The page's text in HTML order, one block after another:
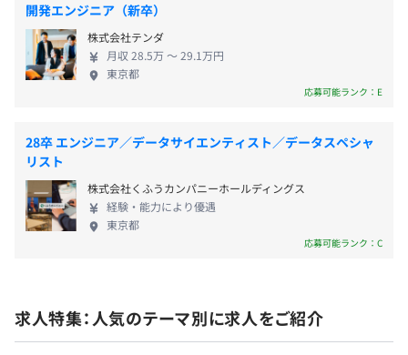
JR線「恵比寿駅」より徒歩5分
契約更新の判断基準
契約の更新は、本人の能力、業務量、業務成績、勤務態
度、会社の契約状況により判断
契約更新の上限
なし
開発エンジニア（新卒）
株式会社テンダ
月収 28.5万 〜 29.1万円
東京都
応募可能ランク：E
28卒 エンジニア／データサイエンティスト／データスペシャ
リスト
株式会社くふうカンパニーホールディングス
経験・能力により優遇
東京都
応募可能ランク：C
求人特集：人気のテーマ別に求人をご紹介